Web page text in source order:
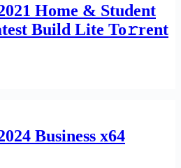
Home & Student
Build Lite To𝚛rent
Business x64